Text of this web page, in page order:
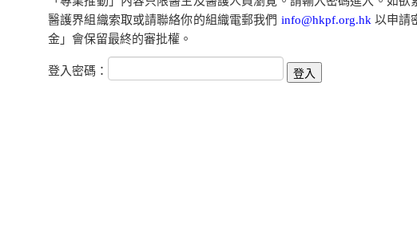
醫護界組織索取或請聯絡你的組織電郵我們 info@hkpf.org.hk 以申請
金」會保留最終的審批權。
登入密碼：